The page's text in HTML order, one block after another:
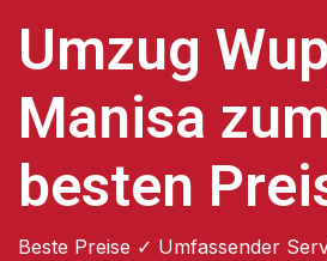
Umzug
Manisa
besten
Beste Preise ✓ Umfassender